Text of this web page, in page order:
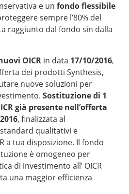
e un fondo flessibile
sempre l’80% del
raggiunto dal fondo sin dalla
OICRin data 17/10/2016,
dei prodotti Synthesis,
nuove soluzioni per
Sostituzione di 1
già presente nell’offerta
, finalizzata al
qualitativi e
a tua disposizione. Il fondo
è omogeneo per
di investimento all’ OICR
una maggior efficienza